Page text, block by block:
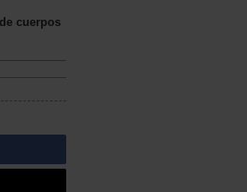
cuerpos